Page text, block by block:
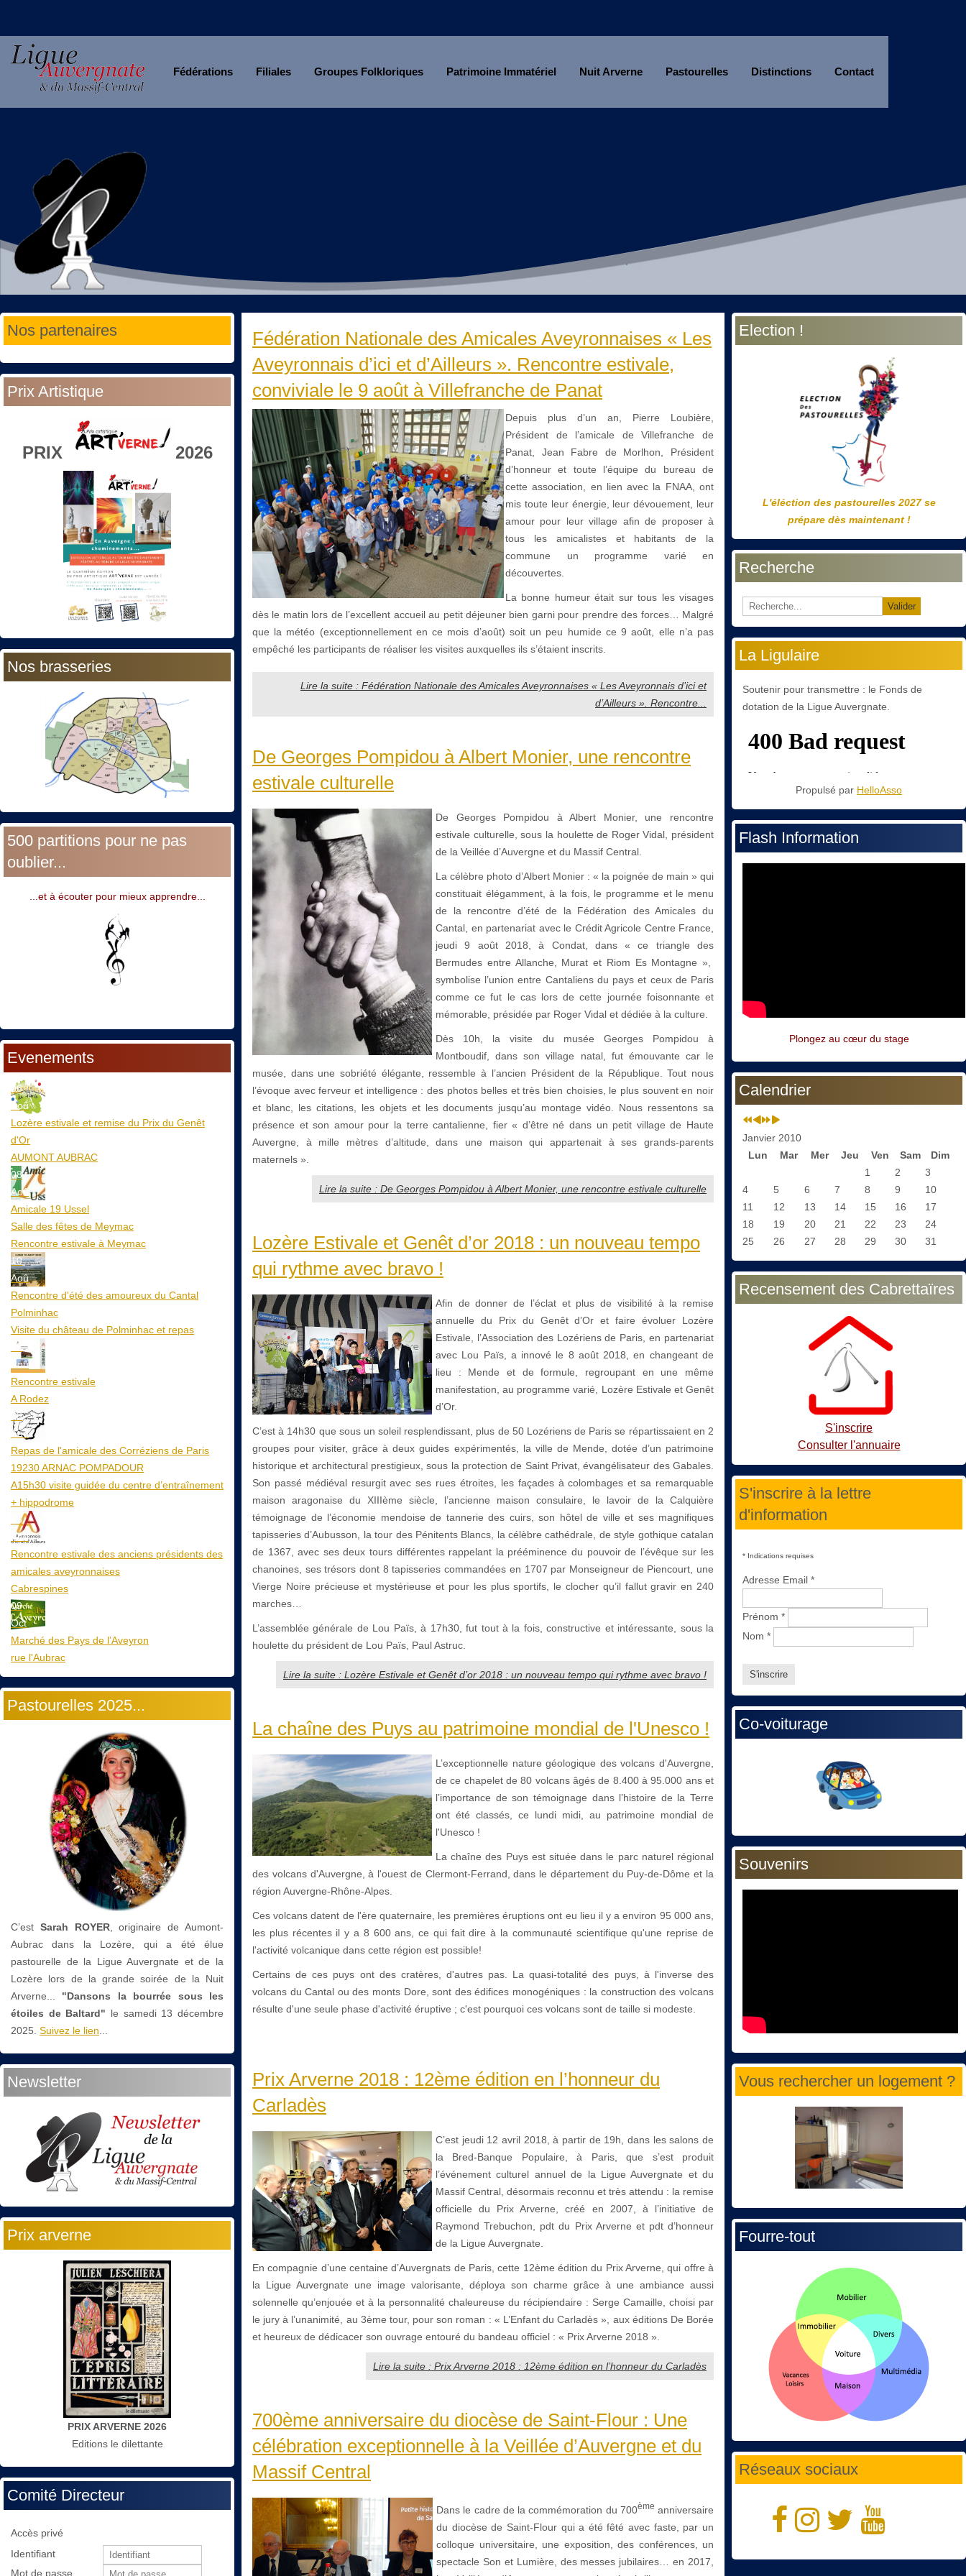
Fédérations Filiales Groupes Folkloriques Patrimoine Immatériel Nuit Arverne Pastourelles Distinctions Contact
Nos partenaires
Prix Artistique
PRIX 2026
Nos brasseries
500 partitions pour ne pas
oublier...
...et à écouter pour mieux apprendre...
Evenements
06
Aoû
Lozère estivale et remise du Prix du Genêt
d'Or
AUMONT AUBRAC
08
Aoû
Amicale 19 Ussel
Salle des fêtes de Meymac
Rencontre estivale à Meymac
10
Aoû
Rencontre d'été des amoureux du Cantal
Polminhac
Visite du château de Polminhac et repas
12
Aoû
Rencontre estivale
A Rodez
23
Aoû
Repas de l'amicale des Corréziens de Paris
19230 ARNAC POMPADOUR
A15h30 visite guidée du centre d’entraînement
+ hippodrome
25
Aoû
Rencontre estivale des anciens présidents des
amicales aveyronnaises
Cabrespines
09
Oct
Marché des Pays de l’Aveyron
rue l'Aubrac
Pastourelles 2025...
C’est Sarah ROYER, originaire de Aumont-
Aubrac dans la Lozère, qui a été élue
pastourelle de la Ligue Auvergnate et de la
Lozère lors de la grande soirée de la Nuit
Arverne...
"Dansons la bourrée sous les
étoiles de Baltard" le samedi 13 décembre
2025. Suivez le lien
Newsletter
Prix arverne
PRIX ARVERNE 2026
Editions le dilettante
Comité Directeur
Accès privé
Identifiant
Mot de passe
Fédération Nationale des Amicales Aveyronnaises « Les
Aveyronnais d’ici et d’Ailleurs ». Rencontre estivale,
conviviale le 9 août à Villefranche de Panat
Depuis plus d’un an, Pierre Loubière,
Président de l’amicale de Villefranche de
Panat, Jean Fabre de Morlhon, Président
d’honneur et toute l’équipe du bureau de
cette association, en lien avec la FNAA, ont
mis toute leur énergie, leur dévouement, leur
amour pour leur village afin de proposer à
tous les amicalistes et habitants de la
commune un programme varié en
découvertes.
La bonne humeur était sur tous les visages
dès le matin lors de l’excellent accueil au petit déjeuner bien garni pour prendre des forces… Malgré
que la météo (exceptionnellement en ce mois d’août) soit un peu humide ce 9 août, elle n’a pas
empêché les participants de réaliser les visites auxquelles ils s’étaient inscrits.
Lire la suite : Fédération Nationale des Amicales Aveyronnaises « Les Aveyronnais d’ici et
d’Ailleurs ». Rencontre...
De Georges Pompidou à Albert Monier, une rencontre
estivale culturelle
De Georges Pompidou à Albert Monier, une rencontre
estivale culturelle, sous la houlette de Roger Vidal, président
de la Veillée d’Auvergne et du Massif Central.
La célèbre photo d’Albert Monier : « la poignée de main » qui
constituait élégamment, à la fois, le programme et le menu
de la rencontre d’été de la Fédération des Amicales du
Cantal, en partenariat avec le Crédit Agricole Centre France,
jeudi 9 août 2018, à Condat, dans « ce triangle des
Bermudes entre Allanche, Murat et Riom Es Montagne »,
symbolise l’union entre Cantaliens du pays et ceux de Paris
comme ce fut le cas lors de cette journée foisonnante et
mémorable, présidée par Roger Vidal et dédiée à la culture.
Dès 10h, la visite du musée Georges Pompidou à
Montboudif, dans son village natal, fut émouvante car le
musée, dans une sobriété élégante, ressemble à l’ancien Président de la République. Tout nous
l’évoque avec ferveur et intelligence : des photos belles et très bien choisies, le plus souvent en noir
et blanc, les citations, les objets et les documents jusqu’au montage vidéo. Nous ressentons sa
présence et son amour pour la terre cantalienne, fier « d’être né dans un petit village de Haute
Auvergne, à mille mètres d’altitude, dans une maison qui appartenait à ses grands-parents
maternels ».
Lire la suite : De Georges Pompidou à Albert Monier, une rencontre estivale culturelle
Lozère Estivale et Genêt d’or 2018 : un nouveau tempo
qui rythme avec bravo !
Afin de donner de l’éclat et plus de visibilité à la remise
annuelle du Prix du Genêt d’Or et faire évoluer Lozère
Estivale, l’Association des Lozériens de Paris, en partenariat
avec Lou Païs, a innové le 8 août 2018, en changeant de
lieu : Mende et de formule, regroupant en une même
manifestation, au programme varié, Lozère Estivale et Genêt
d’Or.
C’est à 14h30 que sous un soleil resplendissant, plus de 50 Lozériens de Paris se répartissaient en 2
groupes pour visiter, grâce à deux guides expérimentés, la ville de Mende, dotée d’un patrimoine
historique et architectural prestigieux, sous la protection de Saint Privat, évangélisateur des Gabales.
Son passé médiéval resurgit avec ses rues étroites, les façades à colombages et sa remarquable
maison aragonaise du XIIIème siècle, l’ancienne maison consulaire, le lavoir de la Calquière
témoignage de l’économie mendoise de tannerie des cuirs, son hôtel de ville et ses magnifiques
tapisseries d’Aubusson, la tour des Pénitents Blancs, la célèbre cathédrale, de style gothique catalan
de 1367, avec ses deux tours différentes rappelant la prééminence du pouvoir de l’évêque sur les
chanoines, ses trésors dont 8 tapisseries commandées en 1707 par Monseigneur de Piencourt, une
Vierge Noire précieuse et mystérieuse et pour les plus sportifs, le clocher qu’il fallut gravir en 240
marches…
L’assemblée générale de Lou Païs, à 17h30, fut tout à la fois, constructive et intéressante, sous la
houlette du président de Lou Païs, Paul Astruc.
Lire la suite : Lozère Estivale et Genêt d’or 2018 : un nouveau tempo qui rythme avec bravo !
La chaîne des Puys au patrimoine mondial de l'Unesco !
L’exceptionnelle nature géologique des volcans d'Auvergne,
de ce chapelet de 80 volcans âgés de 8.400 à 95.000 ans et
l’importance de son témoignage dans l’histoire de la Terre
ont été classés, ce lundi midi, au patrimoine mondial de
l'Unesco !
La chaîne des Puys est située dans le parc naturel régional
des volcans d'Auvergne, à l'ouest de Clermont-Ferrand, dans le département du Puy-de-Dôme et la
région Auvergne-Rhône-Alpes.
Ces volcans datent de l'ère quaternaire, les premières éruptions ont eu lieu il y a environ 95 000 ans,
les plus récentes il y a 8 600 ans, ce qui fait dire à la communauté scientifique qu'une reprise de
l'activité volcanique dans cette région est possible!
Certains de ces puys ont des cratères, d'autres pas. La quasi-totalité des puys, à l'inverse des
volcans du Cantal ou des monts Dore, sont des édifices monogéniques : la construction des volcans
résulte d'une seule phase d'activité éruptive ; c'est pourquoi ces volcans sont de taille si modeste.
Prix Arverne 2018 : 12ème édition en l’honneur du
Carladès
C’est jeudi 12 avril 2018, à partir de 19h, dans les salons de
la Bred-Banque Populaire, à Paris, que s’est produit
l’événement culturel annuel de la Ligue Auvergnate et du
Massif Central, désormais reconnu et très attendu : la remise
officielle du Prix Arverne, créé en 2007, à l’initiative de
Raymond Trebuchon, pdt du Prix Arverne et pdt d’honneur
de la Ligue Auvergnate.
En compagnie d’une centaine d’Auvergnats de Paris, cette 12ème édition du Prix Arverne, qui offre à
la Ligue Auvergnate une image valorisante, déploya son charme grâce à une ambiance aussi
solennelle qu’enjouée et à la personnalité chaleureuse du récipiendaire : Serge Camaille, choisi par
le jury à l’unanimité, au 3ème tour, pour son roman : « L’Enfant du Carladès », aux éditions De Borée
et heureux de dédicacer son ouvrage entouré du bandeau officiel : « Prix Arverne 2018 ».
Lire la suite : Prix Arverne 2018 : 12ème édition en l’honneur du Carladès
700ème anniversaire du diocèse de Saint-Flour : Une
célébration exceptionnelle à la Veillée d’Auvergne et du
Massif Central
Dans le cadre de la commémoration du 700ème anniversaire
du diocèse de Saint-Flour qui a été fêté avec faste, par un
colloque universitaire, une exposition, des conférences, un
spectacle Son et Lumière, des messes jubilaires… en 2017,
Election !
L'éléction des pastourelles 2027 se
prépare dès maintenant !
Recherche
Valider
La Ligulaire
Soutenir pour transmettre : le Fonds de
dotation de la Ligue Auvergnate.
Propulsé par HelloAsso
Flash Information
Plongez au cœur du stage
Calendrier
Année
précédente
Mois
précédent
Année
suivante
Mois
suivant
Janvier 2010
Lun
Mar Mer Jeu Ven Sam
Dim
1
2
3
4
5 6 7 8 9
10
11
12 13 14 15 16
17
18
19 20 21 22 23
24
25
26 27 28 29 30 31
Recensement des Cabrettaïres
S'inscrire
Consulter l'annuaire
S'inscrire à la lettre
d'information
* Indications requises
Adresse Email *
Prénom *
Nom *
Co-voiturage
Souvenirs
Vous rechercher un logement ?
Fourre-tout
Réseaux sociaux